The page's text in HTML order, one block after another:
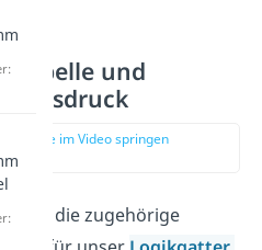
und
Ausdruck
zur Stelle im Video springen
(00:34)
nun die zugehörige